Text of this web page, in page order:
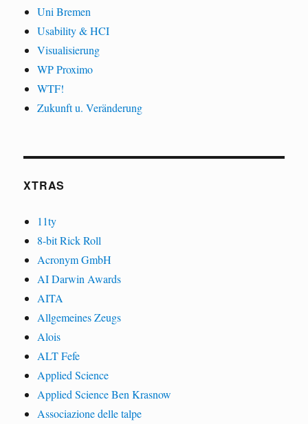
Uni Bremen
Usability & HCI
Visualisierung
WP Proximo
WTF!
Zukunft u. Veränderung
XTRAS
11ty
8-bit Rick Roll
Acronym GmbH
AI Darwin Awards
AITA
Allgemeines Zeugs
Alois
ALT Fefe
Applied Science
Applied Science Ben Krasnow
Associazione delle talpe